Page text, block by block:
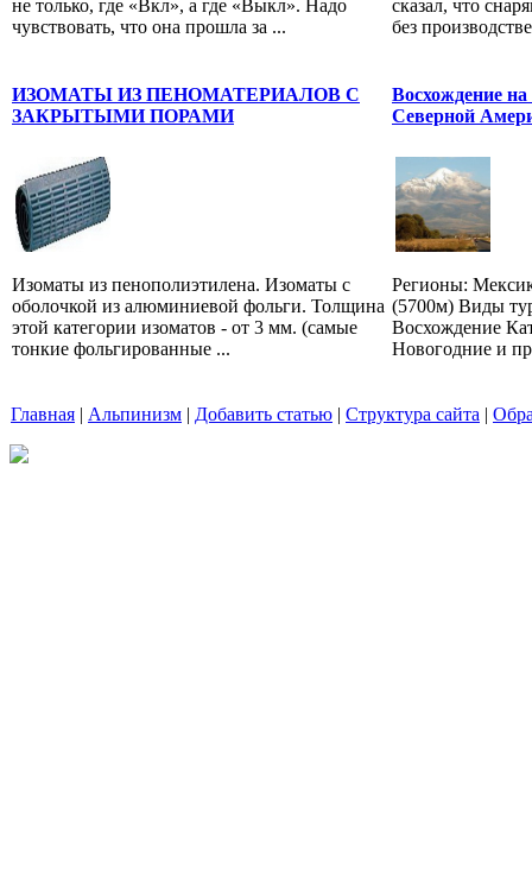
не только, где «Вкл», а где «Выкл». Надо
чувствовать, что она прошла за ...
сказал, что
без
ИЗОМАТЫ ИЗ ПЕНОМАТЕРИАЛОВ С
ЗАКРЫТЫМИ ПОРАМИ
Изоматы из пенополиэтилена. Изоматы с
оболочкой из алюминиевой фольги. Толщина
этой категории изоматов - от 3 мм. (самые
тонкие фольгированные ...
Восхождение
Северной
Регионы:
(5700м) Виды
Восхождение
Новогодние и
Главная | Альпинизм | Добавить статью | Структура сайта |